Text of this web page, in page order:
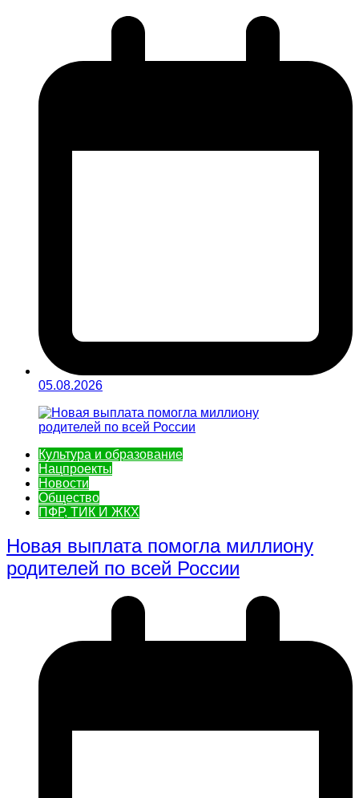
05.08.2026
Культура и образование
Нацпроекты
Новости
Общество
ПФР, ТИК И ЖКХ
Новая выплата помогла миллиону
родителей по всей России